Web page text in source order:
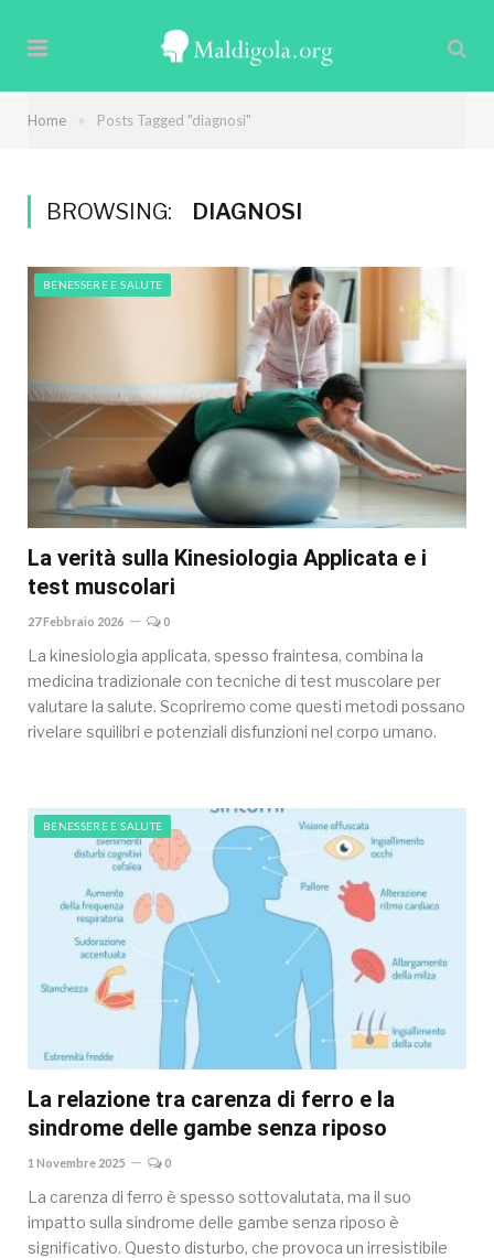
Home » Posts Tagged "diagnosi"
BROWSING: DIAGNOSI
BENESSERE E SALUTE
La verità sulla Kinesiologia Applicata e i
test muscolari
27 Febbraio 2026 0
La kinesiologia applicata, spesso fraintesa, combina la
medicina tradizionale con tecniche di test muscolare per
valutare la salute. Scopriremo come questi metodi possano
rivelare squilibri e potenziali disfunzioni nel corpo umano.
BENESSERE E SALUTE
La relazione tra carenza di ferro e la
sindrome delle gambe senza riposo
1 Novembre 2025 0
La carenza di ferro è spesso sottovalutata, ma il suo
impatto sulla sindrome delle gambe senza riposo è
significativo. Questo disturbo, che provoca un irresistibile